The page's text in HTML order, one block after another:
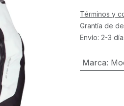
Términos y
Grantía de
Envío: 2-3
Marca: